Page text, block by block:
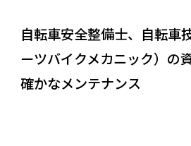
自転車安全整備士、自転車
ーツバイクメカニック）の
確かなメンテナンス